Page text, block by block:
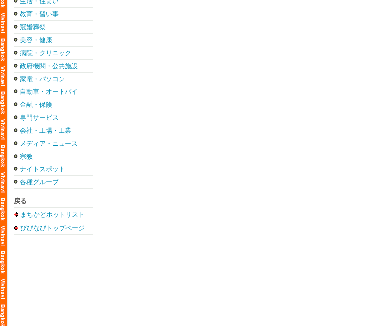
教育・習い事
冠婚葬祭
美容・健康
病院・クリニック
政府機関・公共施設
家電・パソコン
自動車・オートバイ
金融・保険
専門サービス
会社・工場・工業
メディア・ニュース
宗教
ナイトスポット
各種グループ
戻る
まちかどホットリスト
びびなびトップページ